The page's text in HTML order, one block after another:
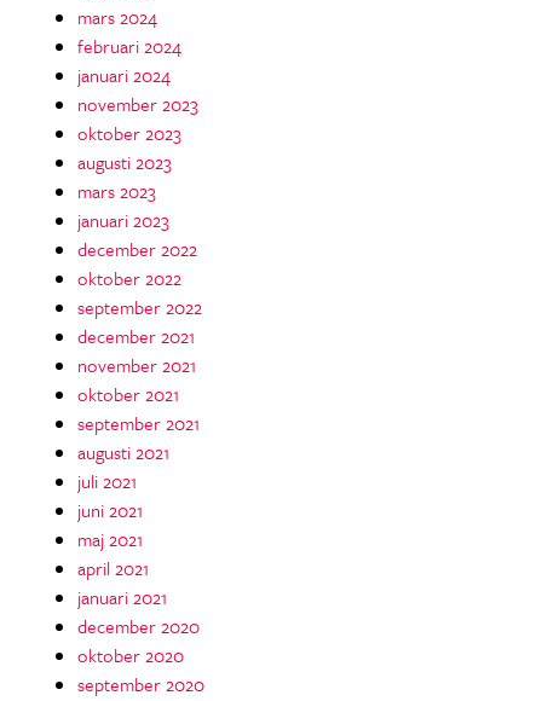
mars 2024
februari 2024
januari 2024
november 2023
oktober 2023
augusti 2023
mars 2023
januari 2023
december 2022
oktober 2022
september 2022
december 2021
november 2021
oktober 2021
september 2021
augusti 2021
juli 2021
juni 2021
maj 2021
april 2021
januari 2021
december 2020
oktober 2020
september 2020